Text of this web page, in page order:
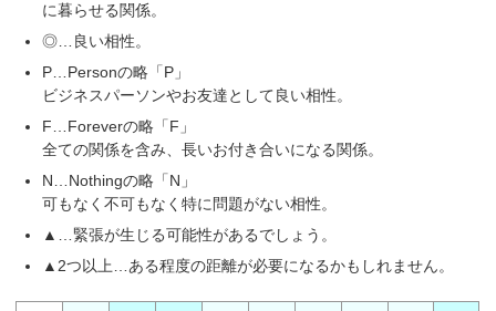
に暮らせる関係。
◎…良い相性。
P…Personの略「P」
ビジネスパーソンやお友達として良い相性。
F…Foreverの略「F」
全ての関係を含み、長いお付き合いになる関係。
N…Nothingの略「N」
可もなく不可もなく特に問題がない相性。
▲…緊張が生じる可能性があるでしょう。
▲2つ以上…ある程度の距離が必要になるかもしれません。